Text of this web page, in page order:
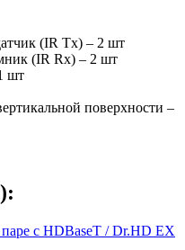
(IR Tx) – 2 шт
(IR Rx) – 2 шт
шт
поверхности –
с HDBaseT / Dr.HD EX